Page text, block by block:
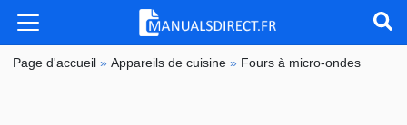
Page d'accueil »Appareils de cuisine » Fours à micro-ondes